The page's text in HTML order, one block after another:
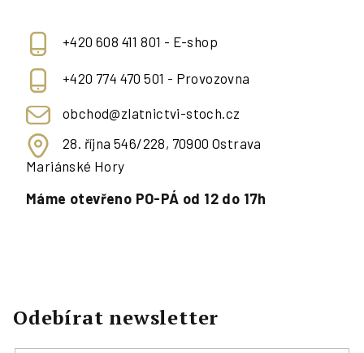
+420 608 411 801 - E-shop
+420 774 470 501 - Provozovna
obchod@zlatnictvi-stoch.cz
28. října 546/228, 70900 Ostrava
Mariánské Hory
Máme otevřeno PO-PÁ od 12 do 17h
Odebírat newsletter